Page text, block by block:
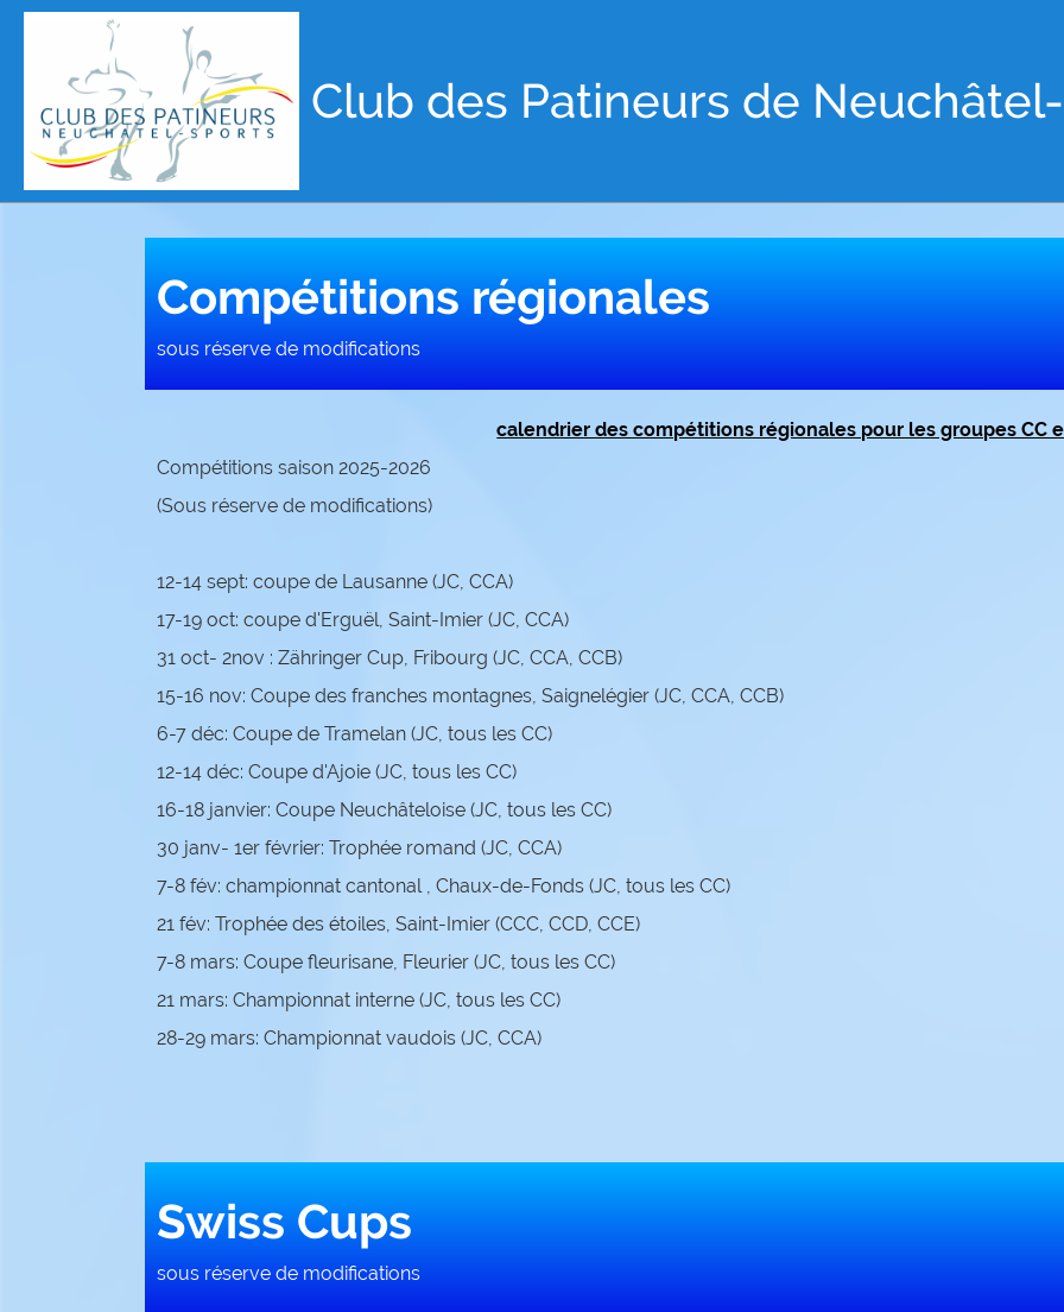
Club des Patineurs de
Compétitions régionales
sous réserve de modifications
calendrier des compétitions régionales pour les groupes CC
Compétitions saison 2025-2026
(Sous réserve de modifications)
12-14 sept: coupe de Lausanne (JC, CCA)
17-19 oct: coupe d'Erguël, Saint-Imier (JC, CCA)
31 oct- 2nov : Zähringer Cup, Fribourg (JC, CCA, CCB)
15-16 nov: Coupe des franches montagnes, Saignelégier (JC, CCA, CCB)
6-7 déc: Coupe de Tramelan (JC, tous les CC)
12-14 déc: Coupe d'Ajoie (JC, tous les CC)
16-18 janvier: Coupe Neuchâteloise (JC, tous les CC)
30 janv- 1er février: Trophée romand (JC, CCA)
7-8 fév: championnat cantonal , Chaux-de-Fonds (JC, tous les CC)
21 fév: Trophée des étoiles, Saint-Imier (CCC, CCD, CCE)
7-8 mars: Coupe fleurisane, Fleurier (JC, tous les CC)
21 mars: Championnat interne (JC, tous les CC)
28-29 mars: Championnat vaudois (JC, CCA)
Swiss Cups
sous réserve de modifications